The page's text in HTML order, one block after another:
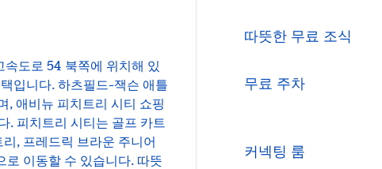
도로 54 북쪽에 위치해 있
입니다. 하츠필드-잭슨 애틀
, 애비뉴 피치트리 시티 쇼핑
. 피치트리 시티는 골프 카트
, 프레드릭 브라운 주니어
로 이동할 수 있습니다. 따뜻
따뜻한 무료 조식
무료 주차
커넥팅 룸